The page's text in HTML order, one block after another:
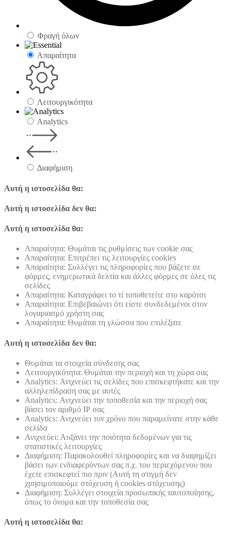
Φραγή όλων
Απαραίτητα
Λειτουργικότητα
Analytics
Διαφήμιση
Αυτή η ιστοσελίδα θα:
Αυτή η ιστοσελίδα δεν θα:
Αυτή η ιστοσελίδα θα:
Απαραίτητα: Θυμάται τις ρυθμίσεις των cookie σας
Απαραίτητα: Επιτρέπει τις λειτουργίες cookies
Απαραίτητα: Συλλέγει τις πληροφορίες που βάζετε σε
φόρμες, ενημερωτικά δελτία και άλλες φόρμες σε όλες τις
σελίδες
Απαραίτητα: Καταγράφει το τί τοποθετείτε στο καρότσι
Απαραίτητα: Επιβεβαιώνει ότι είστε συνδεδεμένοι στον
λογαριασμό χρήστη σας
Απαραίτητα: Θυμάται τη γλώσσα που επιλέξατε
Αυτή η ιστοσελίδα δεν θα:
Θυμάται τα στοιχεία σύνδεσης σας
Λειτουργικότητα: Θυμάται την περιοχή και τη χώρα σας
Analytics: Ανιχνεύει τις σελίδες που επισκεφτήκατε και την
αλληλεπίδραση σας με αυτές
Analytics: Ανιχνεύει την τοποθεσία και την περιοχή σας
βάσει τον αριθμό ΙΡ σας
Analytics: Ανιχνεύει τον χρόνο που παραμείνατε στην κάθε
σελίδα
Ανιχνεύει: Αυξάνει την ποιότητα δεδομένων για τις
στατιστικές λειτουργίες
Διαφήμιση: Παρακολουθεί πληροφορίες και να διαφημίζει
βάσει των ενδιαφερόντων σας π.χ. του περιεχόμενου που
έχετε επισκεφτεί πιο πριν (Αυτή τη στιγμή δεν
χρησιμοποιούμε στόχευση ή cookies στόχευσης)
Διαφήμιση: Συλλέγει στοιχεία προσωπικής ταυτοποίησης,
όπως το όνομα και την τοποθεσία σας
Αυτή η ιστοσελίδα θα: